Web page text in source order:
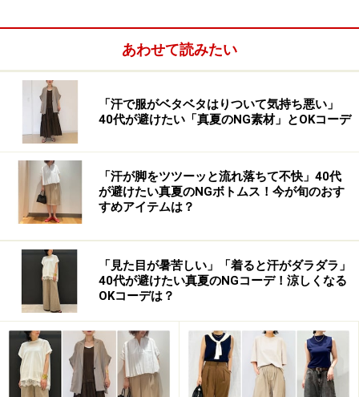
■OKコーデにするには
【OKコーデ】ブラックのワンピースならシミも目立ちにく
い 出典：WEAR
写真のような黒やネイビー、柄の入ったアイテムならぬ
れても色のコントラストがつきにくく安心して着られま
すし、万が一、服にシミが残ってもあまり目立たずにす
みます。
ホワイトも少しならぬれても目立ちにくいカラーなので
すが、肌に張りつくぐらいぬれてしまうと、肌が透けて
あわせて読みたい
「汗で服がベタベタはりついて気持ち悪い」
40代が避けたい「真夏のNG素材」とOKコーデ
「汗が脚をツツーッと流れ落ちて不快」40代
が避けたい真夏のNGボトムス！今が旬のおす
すめアイテムは？
「見た目が暑苦しい」「着ると汗がダラダラ」
40代が避けたい真夏のNGコーデ！涼しくなる
OKコーデは？